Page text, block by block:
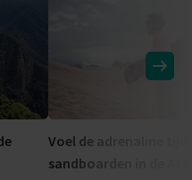
Voel de adrenaline
sandboarden in de